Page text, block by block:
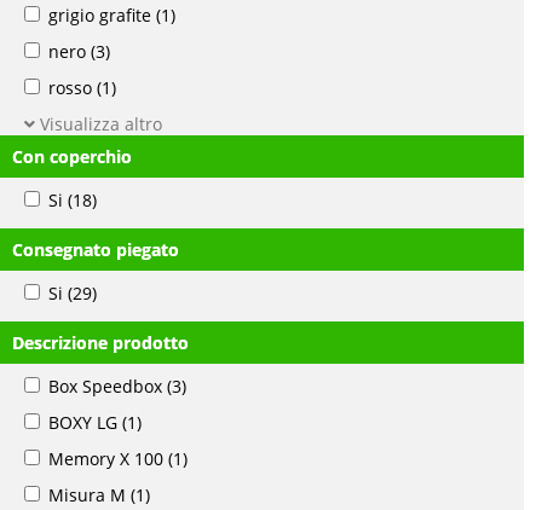
grigio grafite (1)
nero (3)
rosso (1)
Visualizza altro
Con coperchio
Si (18)
Consegnato piegato
Si (29)
Descrizione prodotto
Box Speedbox (3)
BOXY LG (1)
Memory X 100 (1)
Misura M (1)